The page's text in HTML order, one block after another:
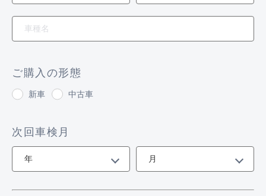
ご購入の形態
新車 中古車
次回車検月